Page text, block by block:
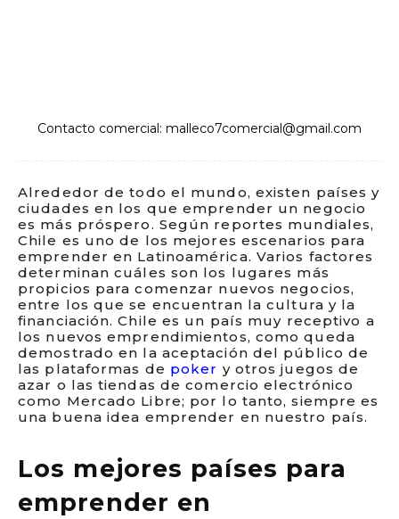
Contacto comercial: malleco7comercial@gmail.com
Alrededor de todo el mundo, existen países y
ciudades en los que emprender un negocio
es más próspero. Según reportes mundiales,
Chile es uno de los mejores escenarios para
emprender en Latinoamérica. Varios factores
determinan cuáles son los lugares más
propicios para comenzar nuevos negocios,
entre los que se encuentran la cultura y la
financiación. Chile es un país muy receptivo a
los nuevos emprendimientos, como queda
demostrado en la aceptación del público de
las plataformas de poker y otros juegos de
azar o las tiendas de comercio electrónico
como Mercado Libre; por lo tanto, siempre es
una buena idea emprender en nuestro país.
Los mejores países para
emprender en